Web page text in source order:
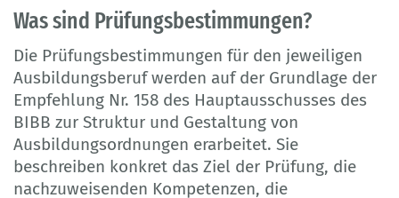
Was sind Prüfungsbestimmungen?
Die Prüfungsbestimmungen für den jeweiligen
Ausbildungsberuf werden auf der Grundlage der
Empfehlung Nr. 158 des Hauptausschusses des
BIBB zur Struktur und Gestaltung von
Ausbildungsordnungen erarbeitet. Sie
beschreiben konkret das Ziel der Prüfung, die
nachzuweisenden Kompetenzen, die